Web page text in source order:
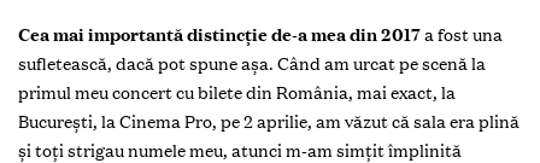
Cea mai importantă distincție de-a mea din 2017a fost una
sufletească, dacă pot spune așa. Când am urcat pe scenă la
primul meu concert cu bilete din România, mai exact, la
București, la Cinema Pro, pe 2 aprilie, am văzut că sala era plină
și toți strigau numele meu, atunci m-am simțit împlinită